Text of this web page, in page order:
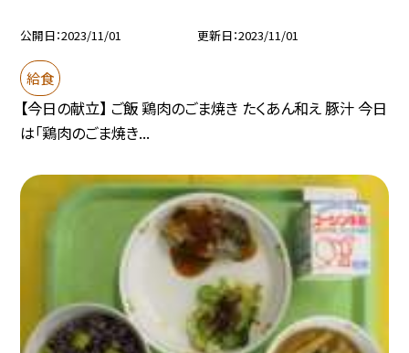
公開日 2023/11/01 更新日 2023/11/01
給食
【今日の献立】 ご飯 鶏肉のごま焼き たくあん和え 豚汁 今日
は「鶏肉のごま焼き...